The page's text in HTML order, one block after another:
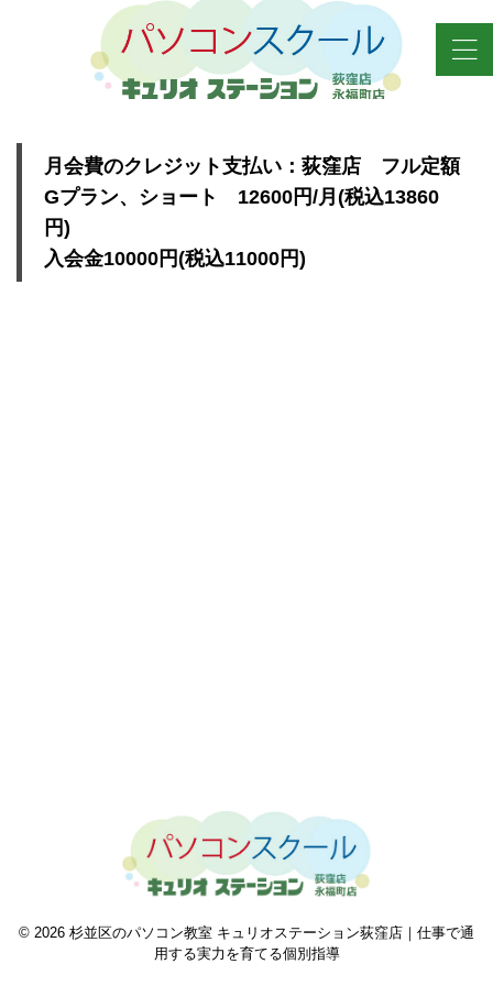
月会費のクレジット支払い：荻窪店 フル定額
Gプラン、ショート 12600円/月(税込13860
円)
入会金10000円(税込11000円)
© 2026 杉並区のパソコン教室 キュリオステーション荻窪店｜仕事で通
用する実力を育てる個別指導